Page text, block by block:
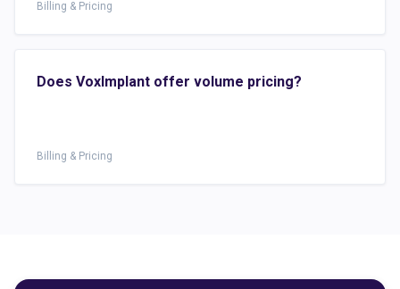
Billing & Pricing
Does VoxImplant offer volume pricing?
Billing & Pricing